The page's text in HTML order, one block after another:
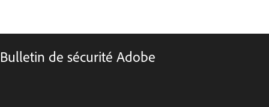
Bulletin de sécurité Adobe